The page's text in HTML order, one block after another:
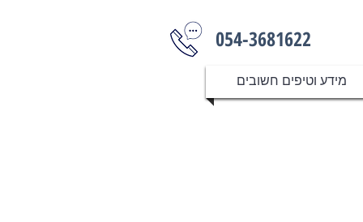
054-3681622
מידע וטיפים חשובים